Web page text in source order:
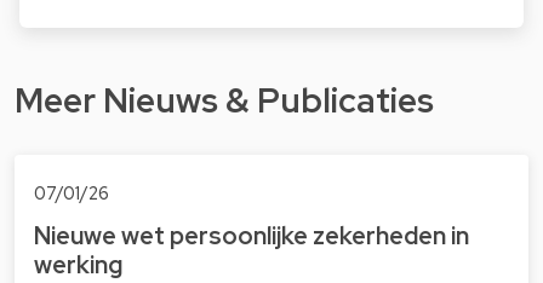
Meer Nieuws & Publicaties
07/01/26
Nieuwe wet persoonlijke zekerheden in
werking